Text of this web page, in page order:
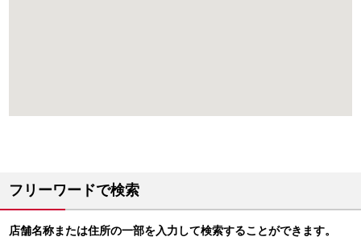
フリーワードで検索
店舗名称または住所の一部を入力して検索することができます。